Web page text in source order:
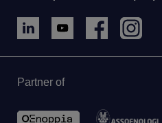
Partner of